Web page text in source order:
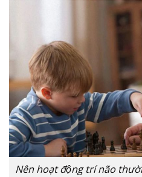
Nên hoạt động trí não